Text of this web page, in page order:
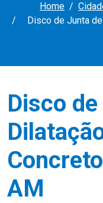
Home
Disco de Junta
Disco
AM